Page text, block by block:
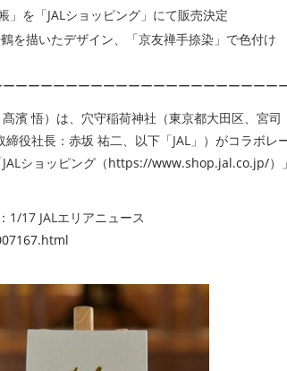
」を「JALショッピング」にて販売決定
を描いたデザイン、「京友禅手捺染」で色付け
ーーーーーーーーーーーーーーーーーーーーー
濱 悟）は、穴守稲荷神社（東京都大田区、宮司
役社長：赤坂 祐二、以下「JAL」）がコラボレ
ショッピング（https://www.shop.jal.co.jp/）」
17 JALエリアニュース